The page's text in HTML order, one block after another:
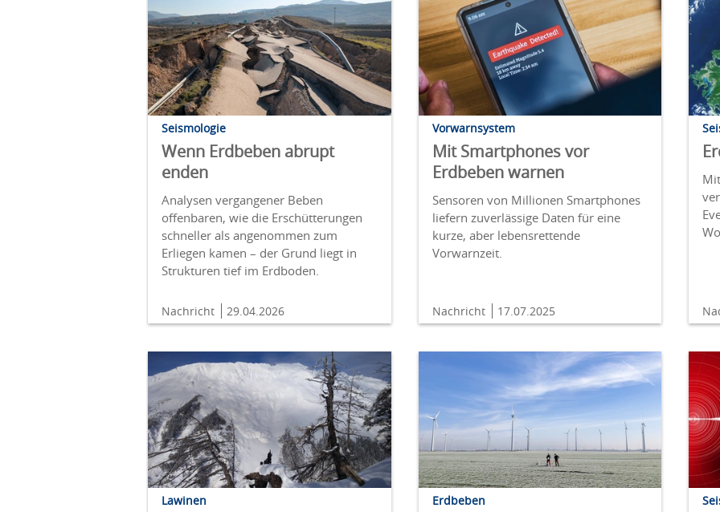
Seismologie
Wenn Erdbeben abrupt
enden
Analysen vergangener Beben
offenbaren, wie die Erschütterungen
schneller als angenommen zum
Erliegen kamen – der Grund liegt in
Strukturen tief im Erdboden.
Nachricht 29.04.2026
Vorwarnsystem
Mit Smartphones vor
Erdbeben warnen
Sensoren von Millionen Smartphones
liefern zuverlässige Daten für eine
kurze, aber lebensrettende
Vorwarnzeit.
Nachricht 17.07.2025
Lawinen Erdbeben